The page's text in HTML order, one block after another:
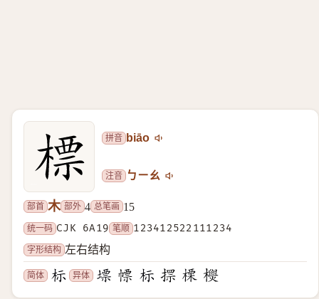
拼音 biāo
注音 ㄅㄧㄠ
部首 木 部外 4 总笔画 15
统一码 CJK 6A19 笔顺 123412522111234
字形结构 左右结构
简体 异体